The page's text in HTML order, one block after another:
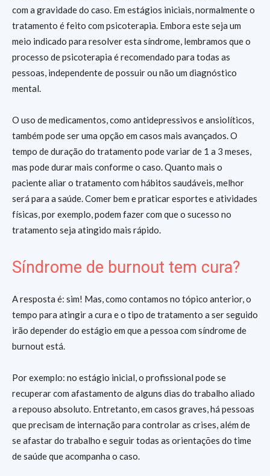
com a gravidade do caso. Em estágios iniciais, normalmente o
tratamento é feito com psicoterapia. Embora este seja um
meio indicado para resolver esta síndrome, lembramos que o
processo de psicoterapia é recomendado para todas as
pessoas, independente de possuir ou não um diagnóstico
mental.
O uso de medicamentos, como antidepressivos e ansiolíticos,
também pode ser uma opção em casos mais avançados. O
tempo de duração do tratamento pode variar de 1 a 3 meses,
mas pode durar mais conforme o caso. Quanto mais o
paciente aliar o tratamento com hábitos saudáveis, melhor
será para a saúde. Comer bem e praticar esportes e atividades
físicas, por exemplo, podem fazer com que o sucesso no
tratamento seja atingido mais rápido.
Síndrome de burnout tem cura?
A resposta é: sim! Mas, como contamos no tópico anterior, o
tempo para atingir a cura e o tipo de tratamento a ser seguido
irão depender do estágio em que a pessoa com síndrome de
burnout está.
Por exemplo: no estágio inicial, o profissional pode se
recuperar com afastamento de alguns dias do trabalho aliado
a repouso absoluto. Entretanto, em casos graves, há pessoas
que precisam de internação para controlar as crises, além de
se afastar do trabalho e seguir todas as orientações do time
de saúde que acompanha o caso.